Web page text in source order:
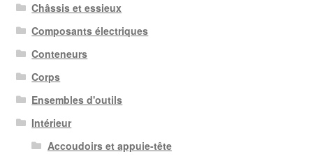
Châssis et essieux
Composants électriques
Conteneurs
Corps
Ensembles d'outils
Intérieur
Accoudoirs et appuie-tête